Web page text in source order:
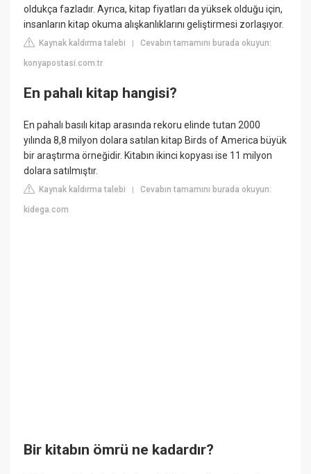
oldukça fazladır. Ayrıca, kitap fiyatları da yüksek olduğu için,
insanların kitap okuma alışkanlıklarını geliştirmesi zorlaşıyor.
Kaynak kaldırma talebi |Cevabın tamamını burada okuyun:
konyapostasi.com.tr
En pahalı kitap hangisi?
En pahalı basılı kitap arasında rekoru elinde tutan 2000
yılında 8,8 milyon dolara satılan kitap Birds of America büyük
bir araştırma örneğidir. Kitabın ikinci kopyası ise 11 milyon
dolara satılmıştır.
Kaynak kaldırma talebi |Cevabın tamamını burada okuyun:
kidega.com
Bir kitabın ömrü ne kadardır?